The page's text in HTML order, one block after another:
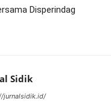
Disperindag
Sidik
jurnalsidik.id/